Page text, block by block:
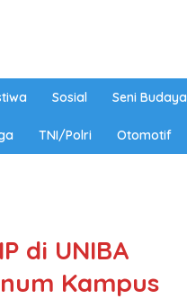
Sosial Seni Budaya
TNI/Polri Otomotif
di UNIBA
Kampus